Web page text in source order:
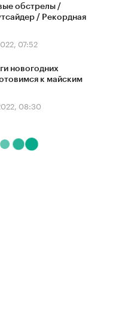
обстрелы /
/ Рекордная
07:52
новогодних
к майским
08:30